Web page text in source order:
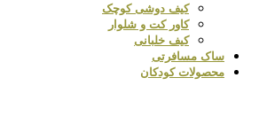
کیف دوشی کوچک
کاور کت و شلوار
کیف خلبانی
ساک مسافرتی
محصولات کودکان